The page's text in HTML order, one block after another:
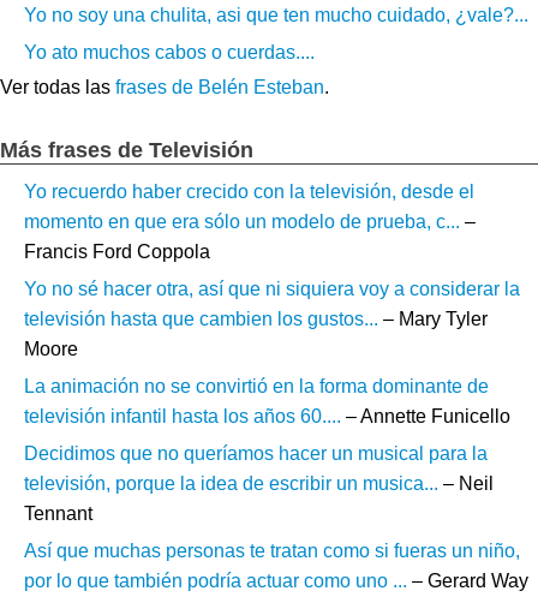
Yo no soy una chulita, asi que ten mucho cuidado, ¿vale?...
Yo ato muchos cabos o cuerdas....
Ver todas las frases de Belén Esteban.
Más frases de Televisión
Yo recuerdo haber crecido con la televisión, desde el
momento en que era sólo un modelo de prueba, c... –
Francis Ford Coppola
Yo no sé hacer otra, así que ni siquiera voy a considerar la
televisión hasta que cambien los gustos... – Mary Tyler
Moore
La animación no se convirtió en la forma dominante de
televisión infantil hasta los años 60.... – Annette Funicello
Decidimos que no queríamos hacer un musical para la
televisión, porque la idea de escribir un musica... – Neil
Tennant
Así que muchas personas te tratan como si fueras un niño,
por lo que también podría actuar como uno ... – Gerard Way